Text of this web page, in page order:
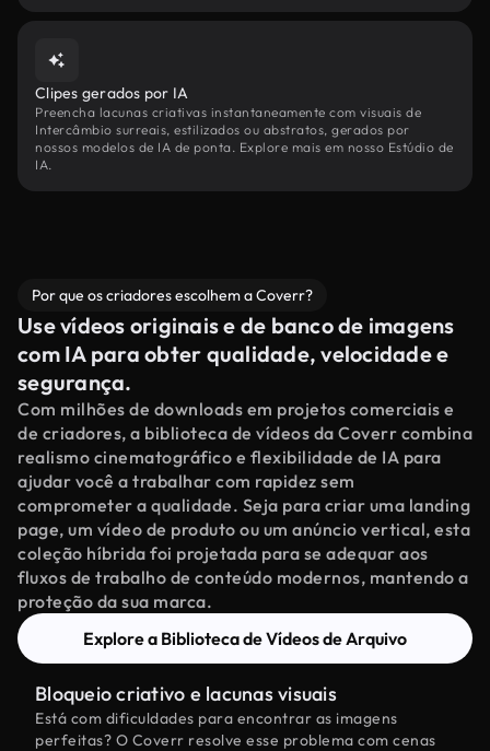
Clipes gerados por IA
Preencha lacunas criativas instantaneamente com visuais de
Intercâmbio surreais, estilizados ou abstratos, gerados por
nossos modelos de IA de ponta. Explore mais em nosso Estúdio de
IA.
Por que os criadores escolhem a Coverr?
Use vídeos originais e de banco de imagens
com IA para obter qualidade, velocidade e
segurança.
Com milhões de downloads em projetos comerciais e
de criadores, a biblioteca de vídeos da Coverr combina
realismo cinematográfico e flexibilidade de IA para
ajudar você a trabalhar com rapidez sem
comprometer a qualidade. Seja para criar uma landing
page, um vídeo de produto ou um anúncio vertical, esta
coleção híbrida foi projetada para se adequar aos
fluxos de trabalho de conteúdo modernos, mantendo a
proteção da sua marca.
Explore a Biblioteca de Vídeos de Arquivo
Bloqueio criativo e lacunas visuais
Está com dificuldades para encontrar as imagens
perfeitas? O Coverr resolve esse problema com cenas